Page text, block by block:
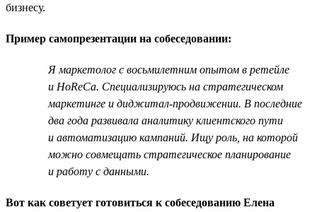
бизнесу.
Пример самопрезентации на собеседовании:
Я маркетолог с восьмилетним опытом в ретейле
и HoReCa. Специализируюсь на стратегическом
маркетинге и диджитал-продвижении. В последние
два года развивала аналитику клиентского пути
и автоматизацию кампаний. Ищу роль, на которой
можно совмещать стратегическое планирование
и работу с данными.
Вот как советует готовиться к собеседованию Елена